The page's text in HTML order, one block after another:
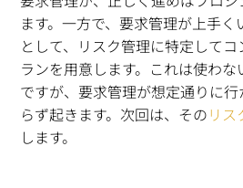
ます。一方で、要求管理が上手
として、リスク管理に特定して
ランを用意します。これは使わ
ですが、要求管理が想定通りに
らず起きます。次回は、そのリス
します。